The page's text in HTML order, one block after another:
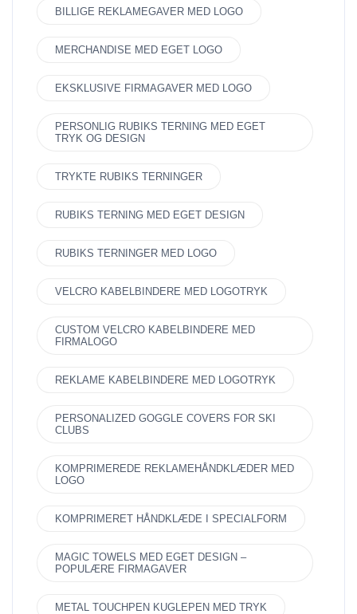
BILLIGE REKLAMEGAVER MED LOGO
MERCHANDISE MED EGET LOGO
EKSKLUSIVE FIRMAGAVER MED LOGO
PERSONLIG RUBIKS TERNING MED EGET
TRYK OG DESIGN
TRYKTE RUBIKS TERNINGER
RUBIKS TERNING MED EGET DESIGN
RUBIKS TERNINGER MED LOGO
VELCRO KABELBINDERE MED LOGOTRYK
CUSTOM VELCRO KABELBINDERE MED
FIRMALOGO
REKLAME KABELBINDERE MED LOGOTRYK
PERSONALIZED GOGGLE COVERS FOR SKI
CLUBS
KOMPRIMEREDE REKLAMEHÅNDKLÆDER MED
LOGO
KOMPRIMERET HÅNDKLÆDE I SPECIALFORM
MAGIC TOWELS MED EGET DESIGN –
POPULÆRE FIRMAGAVER
METAL TOUCHPEN KUGLEPEN MED TRYK